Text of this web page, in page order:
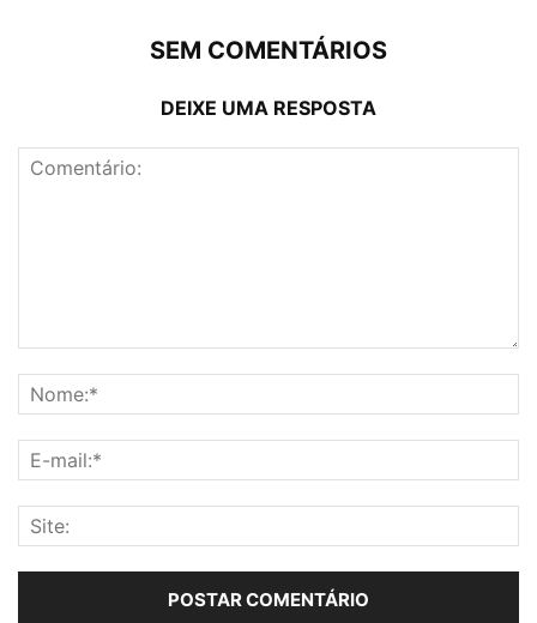
SEM COMENTÁRIOS
DEIXE UMA RESPOSTA